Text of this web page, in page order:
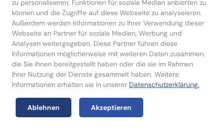
zu personalisieren, Funktionen für soziale Median anbierten zu
können und die Zugriffe auf diese Webseite zu analyseieren.
Außerdem werden Informationen zu Ihrer Verwendung dieser
Webseite an Partner für soziale Medien, Werbung und
Analysen weitergegeben. Diese Partner führen diese
Informationen möglicherweise mit weiteren Daten zusammen,
die Sie ihnen bereitgestellt haben oder die sie im Rahmen
Ihrer Nutzung der Dienste gesammelt haben. Weitere
Informationen erhalten sie in unserer Datenschutzerklärung.
Ablehnen Akzeptieren
931 M 10 x 70 - A2
9625.1025.0130